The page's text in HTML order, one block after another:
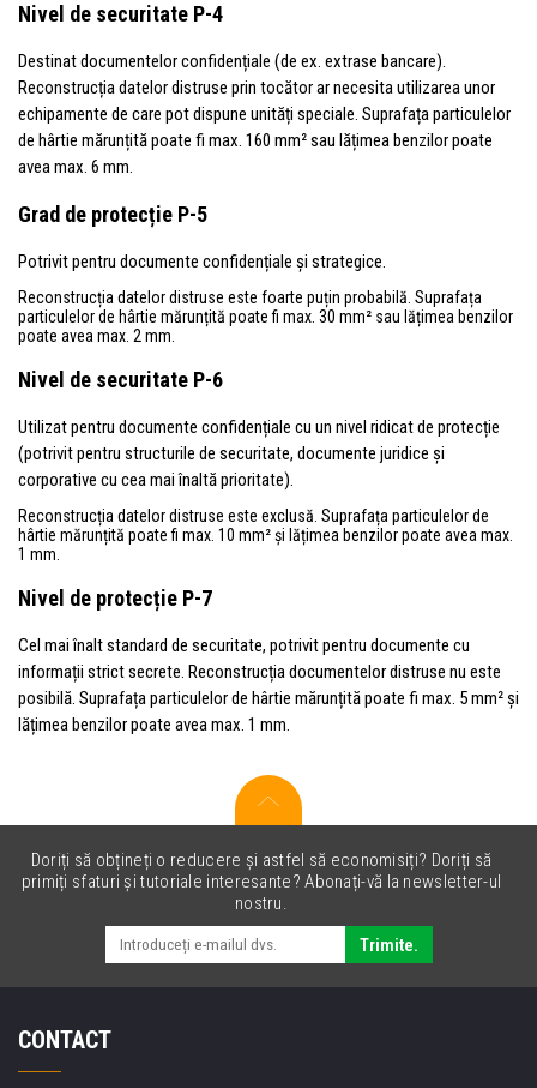
Nivel de securitate P-4
Destinat documentelor confidențiale (de ex. extrase bancare).
Reconstrucția datelor distruse prin tocător ar necesita utilizarea unor
echipamente de care pot dispune unități speciale. Suprafața particulelor
de hârtie mărunțită poate fi max. 160 mm² sau lățimea benzilor poate
avea max. 6 mm.
Grad de protecție P-5
Potrivit pentru documente confidențiale și strategice.
Reconstrucția datelor distruse este foarte puțin probabilă. Suprafața
particulelor de hârtie mărunțită poate fi max. 30 mm² sau lățimea benzilor
poate avea max. 2 mm.
Nivel de securitate P-6
Utilizat pentru documente confidențiale cu un nivel ridicat de protecție
(potrivit pentru structurile de securitate, documente juridice și
corporative cu cea mai înaltă prioritate).
Reconstrucția datelor distruse este exclusă. Suprafața particulelor de
hârtie mărunțită poate fi max. 10 mm² și lățimea benzilor poate avea max.
1 mm.
Nivel de protecție P-7
Cel mai înalt standard de securitate, potrivit pentru documente cu
informații strict secrete. Reconstrucția documentelor distruse nu este
posibilă. Suprafața particulelor de hârtie mărunțită poate fi max. 5 mm² și
lățimea benzilor poate avea max. 1 mm.
Doriți să obțineți o reducere și astfel să economisiți? Doriți să
primiți sfaturi și tutoriale interesante? Abonați-vă la newsletter-ul
nostru.
Trimite.
CONTACT